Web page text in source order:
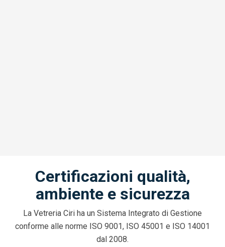
Certificazioni qualità,
ambiente e sicurezza
La Vetreria Ciri ha un Sistema Integrato di Gestione
conforme alle norme ISO 9001, ISO 45001 e ISO 14001
dal 2008.